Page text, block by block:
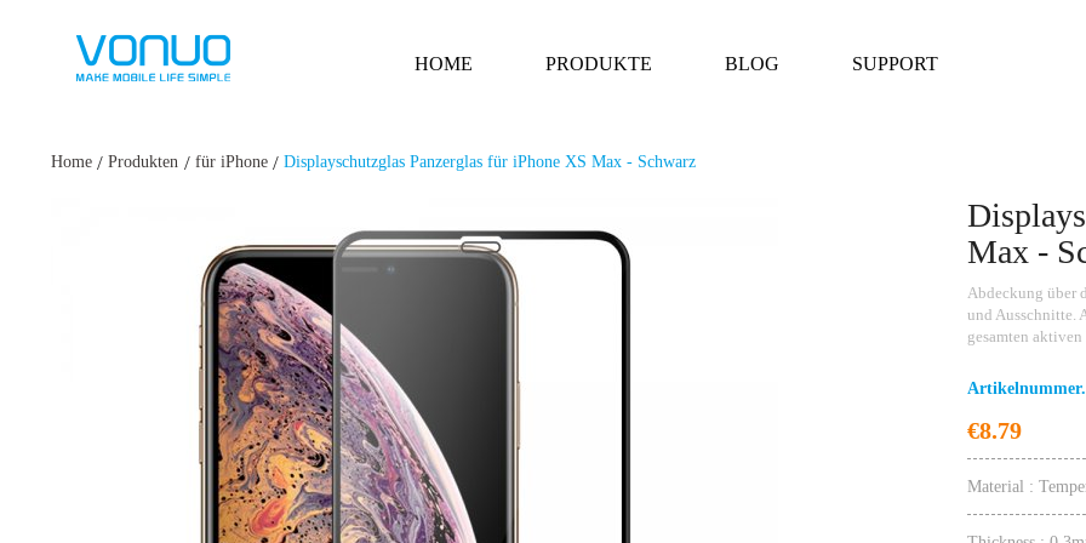
HOME PRODUKTE BLOG SUPPORT
Home / Produkten / für iPhone / Displayschutzglas Panzerglas für iPhone XS Max - Schwarz
VONUO-Make
Max -
Abdeckung über
und Ausschnitte.
gesamten
Artikelnummer.
€8.79
Material :